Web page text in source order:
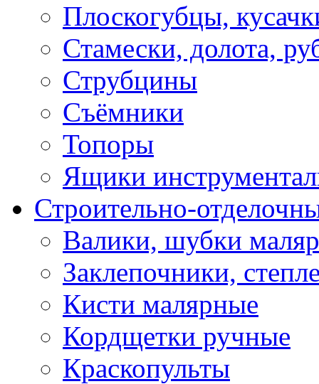
Плоскогубцы,
Стамески, долота,
Струбцины
Съёмники
Топоры
Ящики
Строительно-
Валики, шубки
Заклепочники,
Кисти малярные
Кордщетки ручные
Краскопульты